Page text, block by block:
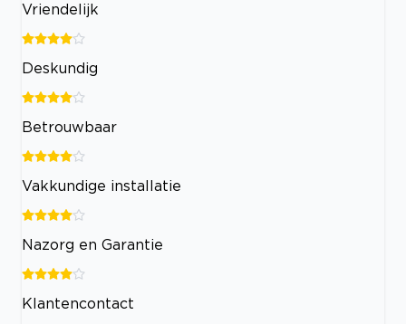
Vriendelijk
Deskundig
Betrouwbaar
Vakkundige installatie
Nazorg en Garantie
Klantencontact